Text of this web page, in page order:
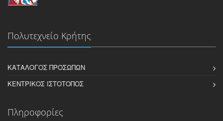
Πολυτεχνείο Κρήτης
ΚΑΤΆΛΟΓΟΣ ΠΡΟΣΏΠΩΝ
ΚΕΝΤΡΙΚΌΣ ΙΣΤΌΤΟΠΟΣ
Πληροφορίες